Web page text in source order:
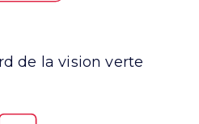
de la vision verte